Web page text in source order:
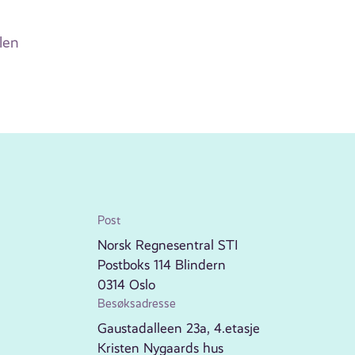
Post
Norsk Regnesentral STI
Postboks 114 Blindern
0314 Oslo
Besøksadresse
Gaustadalleen 23a, 4.etasje
Kristen Nygaards hus